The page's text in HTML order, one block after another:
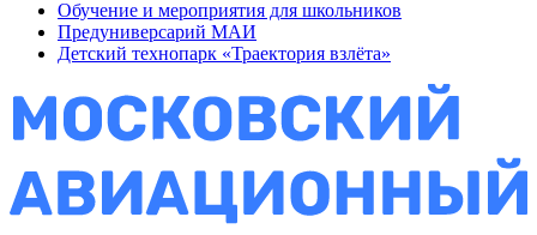
Обучение и мероприятия для школьников
Предуниверсарий МАИ
Детский технопарк «Траектория взлёта»